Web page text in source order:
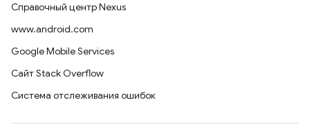
Справочный центр Nexus
www.android.com
Google Mobile Services
Сайт Stack Overflow
Система отслеживания ошибок